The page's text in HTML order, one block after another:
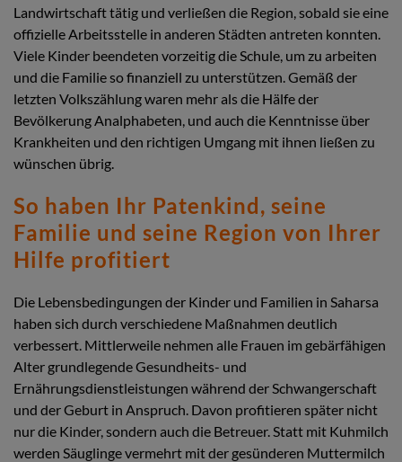
Landwirtschaft tätig und verließen die Region, sobald sie eine
offizielle Arbeitsstelle in anderen Städten antreten konnten.
Viele Kinder beendeten vorzeitig die Schule, um zu arbeiten
und die Familie so finanziell zu unterstützen. Gemäß der
letzten Volkszählung waren mehr als die Hälfe der
Bevölkerung Analphabeten, und auch die Kenntnisse über
Krankheiten und den richtigen Umgang mit ihnen ließen zu
wünschen übrig.
So haben Ihr Patenkind, seine
Familie und seine Region von Ihrer
Hilfe profitiert
Die Lebensbedingungen der Kinder und Familien in Saharsa
haben sich durch verschiedene Maßnahmen deutlich
verbessert. Mittlerweile nehmen alle Frauen im gebärfähigen
Alter grundlegende Gesundheits- und
Ernährungsdienstleistungen während der Schwangerschaft
und der Geburt in Anspruch. Davon profitieren später nicht
nur die Kinder, sondern auch die Betreuer. Statt mit Kuhmilch
werden Säuglinge vermehrt mit der gesünderen Muttermilch